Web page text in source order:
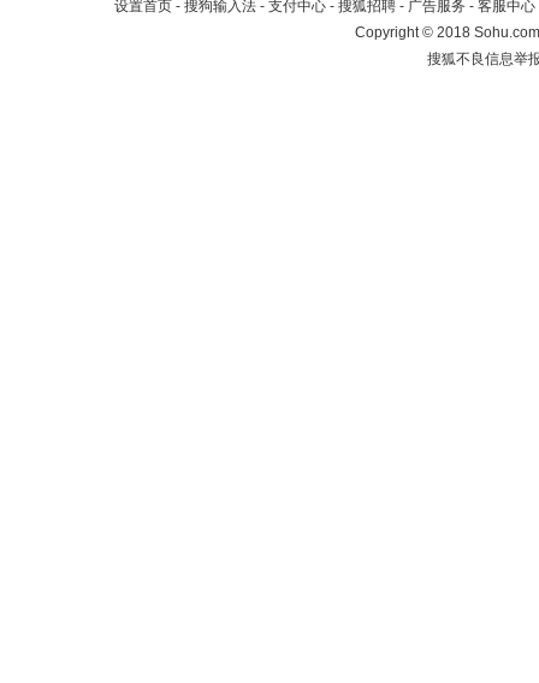
设置首页 - 搜狗输入法 - 支付中心 - 搜狐招聘 - 广告服务 - 客服中心
Copyright©2018
搜狐不良信息举